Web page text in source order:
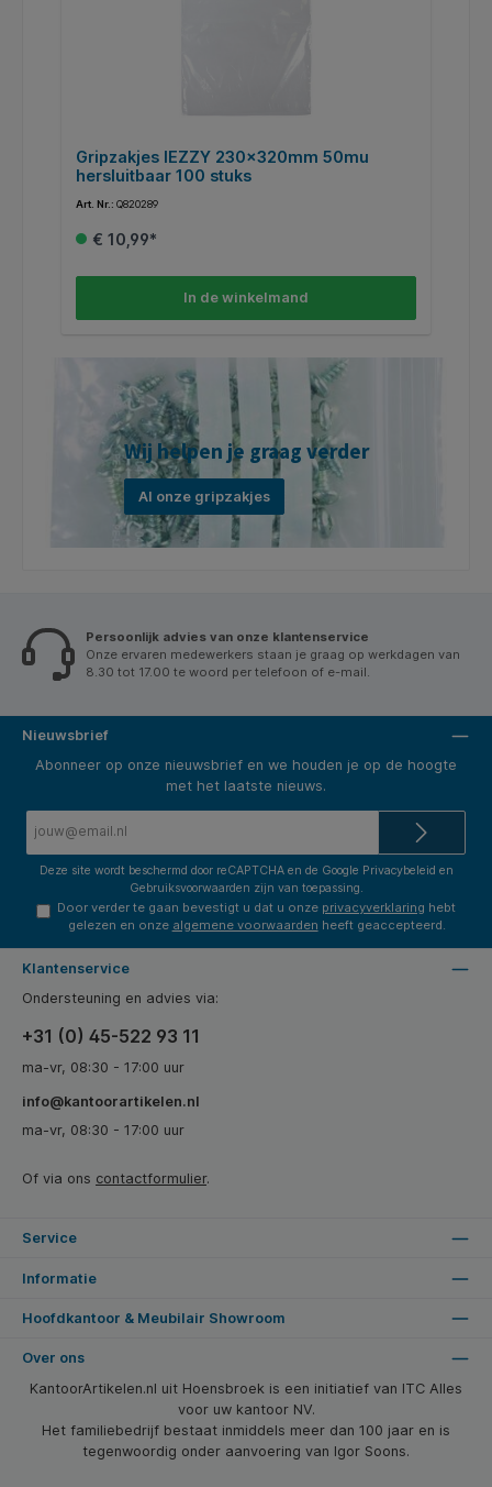
Gripzakjes IEZZY 230x320mm 50mu
hersluitbaar 100 stuks
Art. Nr.: Q820289
€ 10,99*
In de winkelmand
Wij helpen je graag verder
Al onze gripzakjes
Persoonlijk advies van onze klantenservice
Onze ervaren medewerkers staan je graag op werkdagen van
8.30 tot 17.00 te woord per telefoon of e-mail.
Nieuwsbrief
Abonneer op onze nieuwsbrief en we houden je op de hoogte
met het laatste nieuws.
Deze site wordt beschermd door reCAPTCHA en de Google Privacybeleid en
Gebruiksvoorwaarden zijn van toepassing.
Door verder te gaan bevestigt u dat u onze privacyverklaring hebt
gelezen en onze algemene voorwaarden heeft geaccepteerd.
Klantenservice
Ondersteuning en advies via:
+31 (0) 45-522 93 11
ma-vr, 08:30 - 17:00 uur
info@kantoorartikelen.nl
ma-vr, 08:30 - 17:00 uur
Of via ons contactformulier.
Service
Informatie
Hoofdkantoor & Meubilair Showroom
Over ons
KantoorArtikelen.nl uit Hoensbroek is een initiatief van ITC Alles
voor uw kantoor NV.
Het familiebedrijf bestaat inmiddels meer dan 100 jaar en is
tegenwoordig onder aanvoering van Igor Soons.